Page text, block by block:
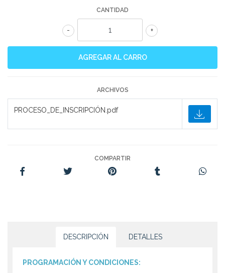
CANTIDAD
+
-
ARCHIVOS
PROCESO_DE_INSCRIPCIÓN.pdf
COMPARTIR
DESCRIPCIÓN DETALLES
PROGRAMACIÓN Y CONDICIONES: